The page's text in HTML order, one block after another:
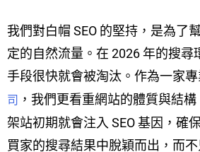
我們對白帽 SEO 的堅持，是為了
定的自然流量。在 2026 年的搜尋
手段很快就會被淘汰。作為一家
司 ，我們更看重網站的體質與結
架站初期就會注入 SEO 基因，確
買家的搜尋結果中脫穎而出，而